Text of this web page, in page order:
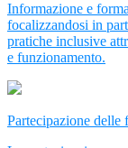
Informazione e
focalizzandosi in
pratiche inclusive
e funzionamento.
Partecipazione delle